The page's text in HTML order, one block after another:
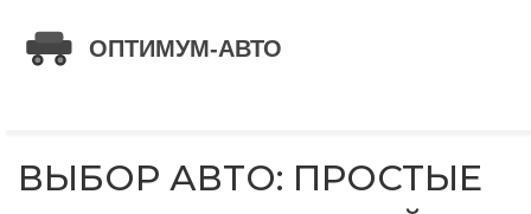
ВЫБОР АВТО: ПРОСТЫЕ